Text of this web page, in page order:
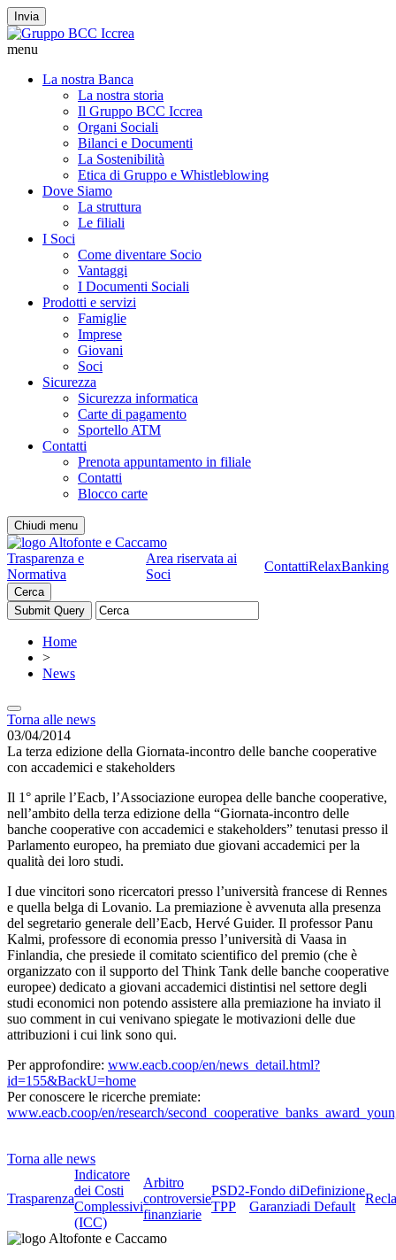
Invia
menu
La nostra Banca
La nostra storia
Il Gruppo BCC Iccrea
Organi Sociali
Bilanci e Documenti
La Sostenibilità
Etica di Gruppo e Whistleblowing
Dove Siamo
La struttura
Le filiali
I Soci
Come diventare Socio
Vantaggi
I Documenti Sociali
Prodotti e servizi
Famiglie
Imprese
Giovani
Soci
Sicurezza
Sicurezza informatica
Carte di pagamento
Sportello ATM
Contatti
Prenota appuntamento in filiale
Contatti
Blocco carte
Chiudi menu
Trasparenza e
Normativa
Area riservata ai
Soci
ContattiRelaxBanking
Cerca
Home
>
News
Torna alle news
03/04/2014
La terza edizione della Giornata-incontro delle banche cooperative
con accademici e stakeholders
Il 1° aprile l’Eacb, l’Associazione europea delle banche cooperative,
nell’ambito della terza edizione della “Giornata-incontro delle
banche cooperative con accademici e stakeholders” tenutasi presso il
Parlamento europeo, ha premiato due giovani accademici per la
qualità dei loro studi.
I due vincitori sono ricercatori presso l’università francese di Rennes
e quella belga di Lovanio. La premiazione è avvenuta alla presenza
del segretario generale dell’Eacb, Hervé Guider. Il professor Panu
Kalmi, professore di economia presso l’università di Vaasa in
Finlandia, che presiede il comitato scientifico del premio (che è
organizzato con il supporto del Think Tank delle banche cooperative
europee) dedicato a giovani accademici distintisi nel settore degli
studi economici non potendo assistere alla premiazione ha inviato il
suo comment in cui venivano spiegate le motivazioni delle due
attribuzioni i cui link sono qui.
Per approfondire: www.eacb.coop/en/news_detail.html?
id=155&BackU=home
Per conoscere le ricerche premiate:
www.eacb.coop/en/research/
Torna alle news
Trasparenza
Indicatore
dei Costi
Complessivi
(ICC)
Arbitro
controversie
finanziarie
PSD2-
TPP
Fondo di
Garanzia
Definizione
di Default